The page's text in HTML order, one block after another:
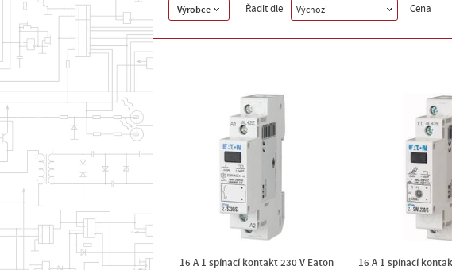
Výrobce Řadit dle Výchozí Cena
16 A 1 spínací kontakt 230 V Eaton
16 A 1 spínací